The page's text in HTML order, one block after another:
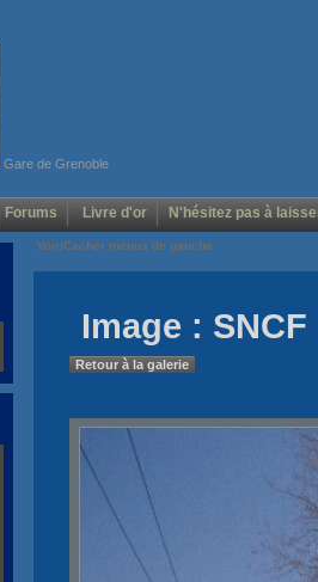
Gare de Grenoble
Forums Livre d'or N'hésitez pas à
Voir/Cacher menus de gauche
Image :
Retour à la galerie